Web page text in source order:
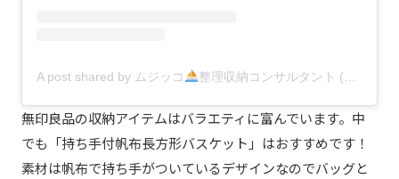
A post shared by ムジッコ 整理収納コンサルタント (@mujikko_rie)
無印良品の収納アイテムはバラエティに富んでいます。中
でも「持ち手付帆布長方形バスケット」はおすすめです！
素材は帆布で持ち手がついているデザインなのでバッグと